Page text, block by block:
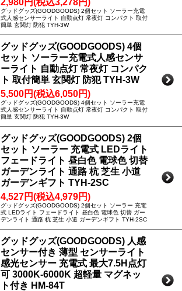
2,980円(税込3,278円)
グッドグッズ(GOODGOODS) 2個セット ソーラー充電
式人感センサーライト 自動点灯 常夜灯 コンパクト 取付
簡単 玄関灯 防犯 TYH-3W
グッドグッズ(GOODGOODS) 4個
セット ソーラー充電式人感センサ
ーライト 自動点灯 常夜灯 コンパク
ト 取付簡単 玄関灯 防犯 TYH-3W
5,500円(税込6,050円)
グッドグッズ(GOODGOODS) 4個セット ソーラー充電
式人感センサーライト 自動点灯 常夜灯 コンパクト 取付
簡単 玄関灯 防犯 TYH-3W
グッドグッズ(GOODGOODS) 2個
セット ソーラー 充電式 LEDライト
フェードライト 昼白色 電球色 切替
ガーデンライト 通路 杭 芝生 小道
ガーデンギフト TYH-2SC
4,527円(税込4,979円)
グッドグッズ(GOODGOODS) 2個セット ソーラー 充電
式 LEDライト フェードライト 昼白色 電球色 切替 ガー
デンライト 通路 杭 芝生 小道 ガーデンギフト TYH-2SC
グッドグッズ(GOODGOODS) 人感
センサー付き 薄型 センサーライト
感光センサー 充電式 最大7.5H点灯
可 3000K-6000K 超軽量 マグネッ
ト付き HM-84T